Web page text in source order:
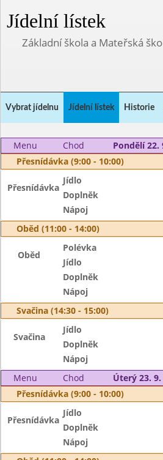
Jídelní lístek
Základní škola a Mateřská
Vybrat jídelnu Jídelní lístek Historie
Menu Chod
Pondělí 22.
Přesnídávka (9:00 - 10:00)
Přesnídávka
Jídlo
Doplněk
Nápoj
Oběd (11:00 - 14:00)
Oběd
Polévka
Jídlo
Doplněk
Nápoj
Svačina (14:30 - 15:00)
Svačina
Jídlo
Doplněk
Nápoj
Menu
Chod
Úterý 23. 9.
Přesnídávka (9:00 - 10:00)
Přesnídávka
Jídlo
Doplněk
Nápoj